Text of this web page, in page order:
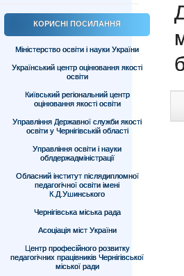
КОРИСНІ ПОСИЛАННЯ
Міністерство освіти і науки України
Український центр оцінювання якості
освіти
Київський регіональний центр
оцінювання якості освіти
Управління Державної служби якості
освіти у Чернігівській області
Управління освіти і науки
облдержадміністрації
Обласний інститут післядипломної
педагогічної освіти імені
К.Д.Ушинського
Чернігівська міська рада
Асоціація міст України
Центр професійного розвитку
педагогічних працівників Чернігівської
міської ради